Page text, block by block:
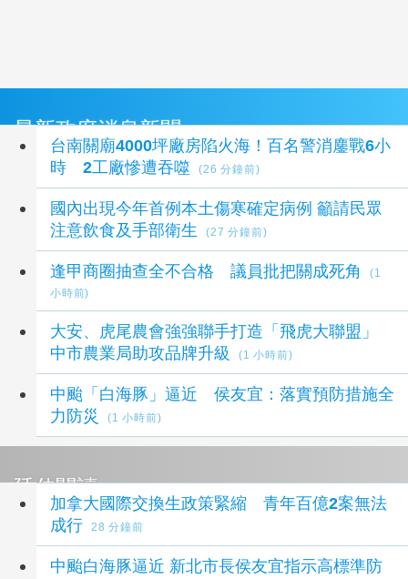
最新政府消息新聞
台南關廟4000坪廠房陷火海！百名警消鏖戰6小
時 2工廠慘遭吞噬
(26 分鐘前)
國內出現今年首例本土傷寒確定病例 籲請民眾
注意飲食及手部衛生
(27 分鐘前)
逢甲商圈抽查全不合格 議員批把關成死角
(1
小時前)
大安、虎尾農會強強聯手打造「飛虎大聯盟」
中市農業局助攻品牌升級
(1 小時前)
中颱「白海豚」逼近 侯友宜：落實預防措施全
力防災
(1 小時前)
延伸閱讀
加拿大國際交換生政策緊縮 青年百億2案無法
成行
28 分鐘前
中颱白海豚逼近 新北市長侯友宜指示高標準防